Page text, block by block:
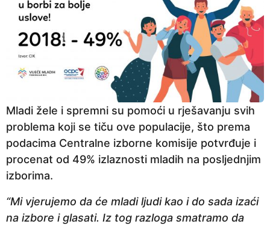
Mladi žele i spremni su pomoći u rješavanju svih
problema koji se tiču ove populacije, što prema
podacima Centralne izborne komisije potvrđuje i
procenat od 49% izlaznosti mladih na posljednjim
izborima.
“Mi vjerujemo da će mladi ljudi kao i do sada izaći
na izbore i glasati. Iz tog razloga smatramo da